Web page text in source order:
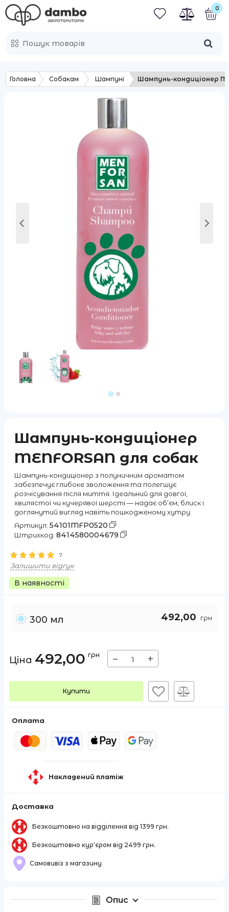
0
Головна Собакам Шампуні Шампунь-кондиціонер
Шампунь-кондиціонер
MENFORSAN для собак
Шампунь-кондиціонер з полуничним ароматом
забезпечує глибоке зволоження та полегшує
розчісування після миття. Ідеальний для довгої,
хвилястої чи кучерявої шерсті — надає об’єм, блиск і
доглянутий вигляд навіть пошкодженому хутру.
Артикул: 54101MFP0520
Штрихкод: 8414580004679
7
Залишити відгук
В наявності
300 мл 492,00 грн
Ціна 492,00 грн − +
Купити
Оплата
Накладений платіж
Доставка
Безкоштовно на відділення від 1399 грн.
Безкоштовно кур'єром від 2499 грн.
Самовивіз з магазину
Опис